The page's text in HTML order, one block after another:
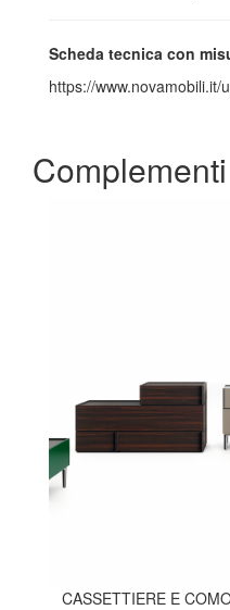
Scheda tecnica con
https://
CASSETTIERE E